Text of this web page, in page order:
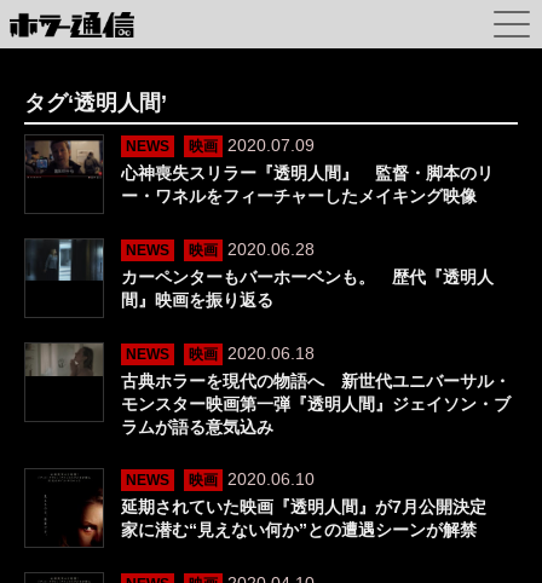
タグ‘透明人間’
NEWS 映画
2020.07.09
心神喪失スリラー『透明人間』 監督・脚本のリ
ー・ワネルをフィーチャーしたメイキング映像
NEWS 映画
2020.06.28
カーペンターもバーホーベンも。 歴代『透明人
間』映画を振り返る
NEWS 映画
2020.06.18
古典ホラーを現代の物語へ 新世代ユニバーサル・
モンスター映画第一弾『透明人間』ジェイソン・ブ
ラムが語る意気込み
NEWS 映画
2020.06.10
延期されていた映画『透明人間』が7月公開決定
家に潜む“見えない何か”との遭遇シーンが解禁